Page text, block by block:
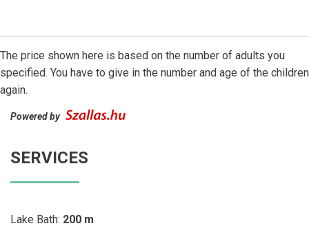
The price shown here is based on the number of adults you
specified. You have to give in the number and age of the children
again.
Powered by
SERVICES
Lake Bath: 200 m